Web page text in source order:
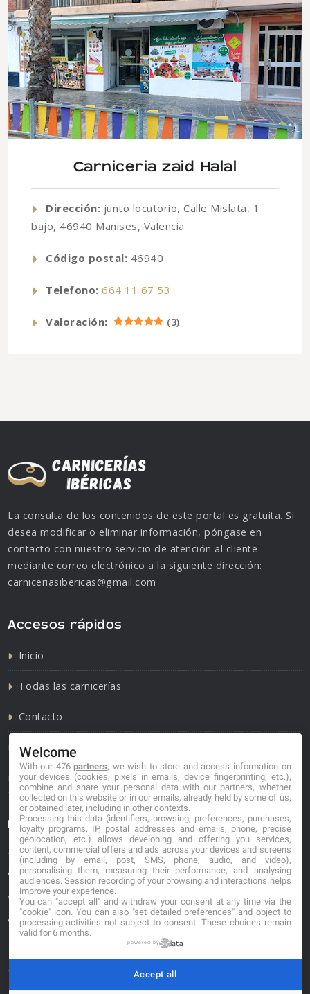
Carniceria zaid Halal
Dirección: junto locutorio, Calle Mislata, 1
bajo, 46940 Manises, Valencia
Código postal: 46940
Telefono: 664 11 67 53
Valoración: (3)
La consulta de los contenidos de este portal es gratuita. Si
desea modificar o eliminar información, póngase en
contacto con nuestro servicio de atención al cliente
mediante correo electrónico a la siguiente dirección:
carniceriasibericas@gmail.com
Accesos rápidos
Inicio
Todas las carnicerías
Contacto
Política de cookies
Política de privacidad
Información de contacto
*No se garantiza que los datos mostrados estén
actualizados.
** Los precios mostrados son estimaciones y no se
garantiza su veracidad.
Welcome
With our 476partners, we wish to store and access information on
your devices (cookies, pixels in emails, device fingerprinting, etc.),
combine and share your personal data with our partners, whether
collected on this website or in our emails, already held by some of us,
or obtained later, including in other contexts.
Processing this data (identifiers, browsing, preferences, purchases,
loyalty programs, IP, postal addresses and emails, phone, precise
geolocation, etc.) allows developing and offering you services,
content, commercial offers and ads across your devices and screens
(including by email, post, SMS, phone, audio, and video),
personalising them, measuring their performance, and analysing
audiences. Session recording of your browsing and interactions helps
improve your experience.
You can "accept all" and withdraw your consent at any time via the
"cookie" icon. You can also "set detailed preferences" and object to
processing activities not subject to consent. These choices remain
valid for 6 months.
powered by
Accept all